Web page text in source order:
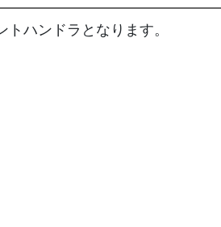
ハンドラとなります。